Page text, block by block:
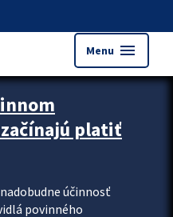
Menu menu
platiť
účinnosť
povinného